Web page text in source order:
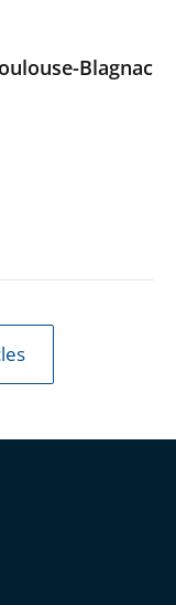
Blagnac